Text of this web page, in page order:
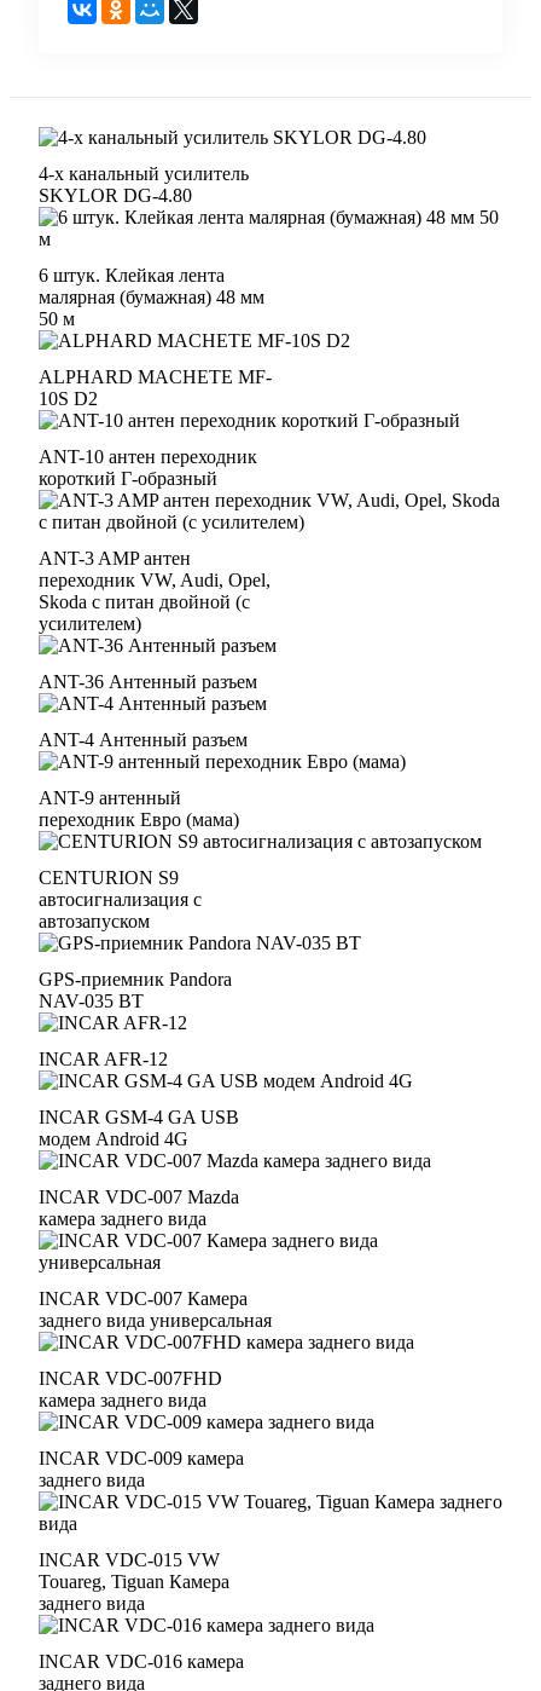
4-х канальный усилитель
SKYLOR DG-4.80
6 штук. Клейкая лента
малярная (бумажная) 48 мм
50 м
ALPHARD MACHETE MF-
10S D2
ANT-10 антен переходник
короткий Г-образный
ANT-3 AMP антен
переходник VW, Audi, Opel,
Skoda с питан двойной (с
усилителем)
ANT-36 Антенный разъем
ANT-4 Антенный разъем
ANT-9 антенный
переходник Евро (мама)
CENTURION S9
автосигнализация с
автозапуском
GPS-приемник Pandora
NAV-035 BT
INCAR AFR-12
INCAR GSM-4 GA USB
модем Android 4G
INCAR VDC-007 Mazda
камера заднего вида
INCAR VDC-007 Камера
заднего вида универсальная
INCAR VDC-007FHD
камера заднего вида
INCAR VDC-009 камера
заднего вида
INCAR VDC-015 VW
Touareg, Tiguan Камера
заднего вида
INCAR VDC-016 камера
заднего вида